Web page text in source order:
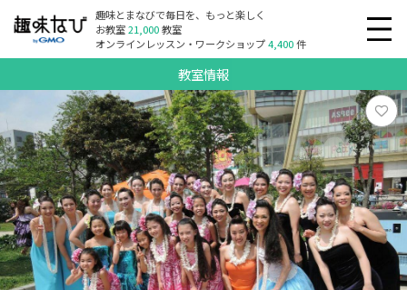
趣味とまなびで毎日を、もっと楽しく
お教室21,000教室
オンラインレッスン・ワークショップ4,400件
教室情報